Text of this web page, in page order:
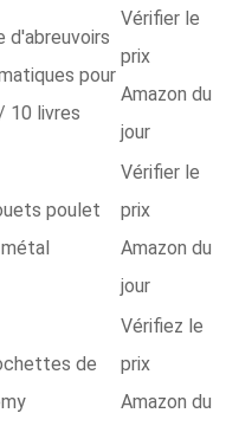
d'abreuvoirs
pour
10 livres
Vérifier le
prix
Amazon du
jour
poulet
Vérifier le
prix
Amazon du
jour
de
Vérifiez le
prix
Amazon du